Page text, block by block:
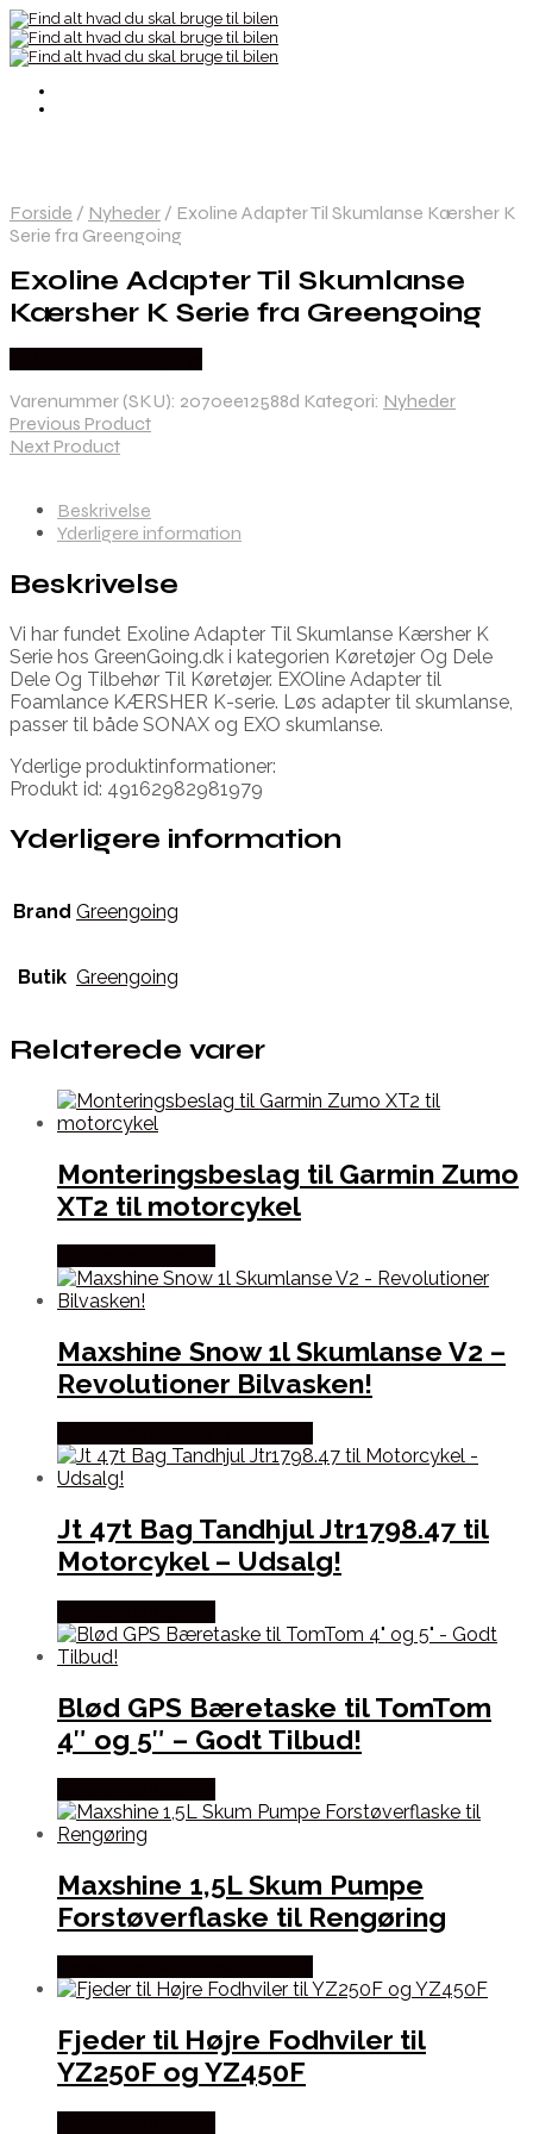
Forside / Nyheder / Exoline Adapter Til Skumlanse Kærsher K
Serie fra Greengoing
Exoline Adapter Til Skumlanse
Kærsher K Serie fra Greengoing
Varenummer (SKU): 2070ee12588d Kategori: Nyheder
Previous Product
Next Product
Beskrivelse
Yderligere information
Beskrivelse
Vi har fundet Exoline Adapter Til Skumlanse Kærsher K
Serie hos GreenGoing.dk i kategorien Køretøjer Og Dele
Dele Og Tilbehør Til Køretøjer. EXOline Adapter til
Foamlance KÆRSHER K-serie. Løs adapter til skumlanse,
passer til både SONAX og EXO skumlanse.
Yderlige produktinformationer:
Produkt id: 49162982981979
Yderligere information
Brand Greengoing
Butik Greengoing
Relaterede varer
Monteringsbeslag til Garmin Zumo
XT2 til motorcykel
Maxshine Snow 1l Skumlanse V2 –
Revolutioner Bilvasken!
Jt 47t Bag Tandhjul Jtr1798.47 til
Motorcykel – Udsalg!
Blød GPS Bæretaske til TomTom
4″ og 5″ – Godt Tilbud!
Maxshine 1,5L Skum Pumpe
Forstøverflaske til Rengøring
Fjeder til Højre Fodhviler til
YZ250F og YZ450F